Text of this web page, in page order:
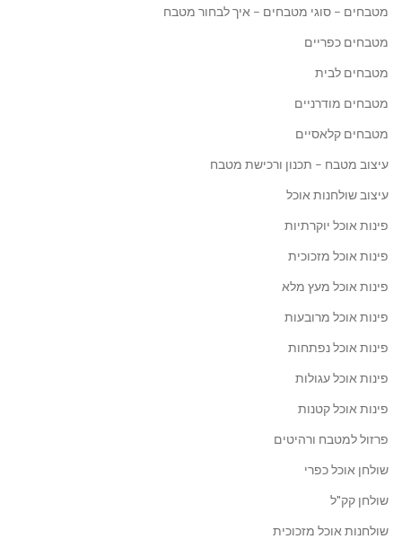
מטבחים – סוגי מטבחים – איך לבחור מטבח
מטבחים כפריים
מטבחים לבית
מטבחים מודרניים
מטבחים קלאסיים
עיצוב מטבח – תכנון ורכישת מטבח
עיצוב שולחנות אוכל
פינות אוכל יוקרתיות
פינות אוכל מזכוכית
פינות אוכל מעץ מלא
פינות אוכל מרובעות
פינות אוכל נפתחות
פינות אוכל עגולות
פינות אוכל קטנות
פרזול למטבח ורהיטים
שולחן אוכל כפרי
שולחן קק"ל
שולחנות אוכל מזכוכית